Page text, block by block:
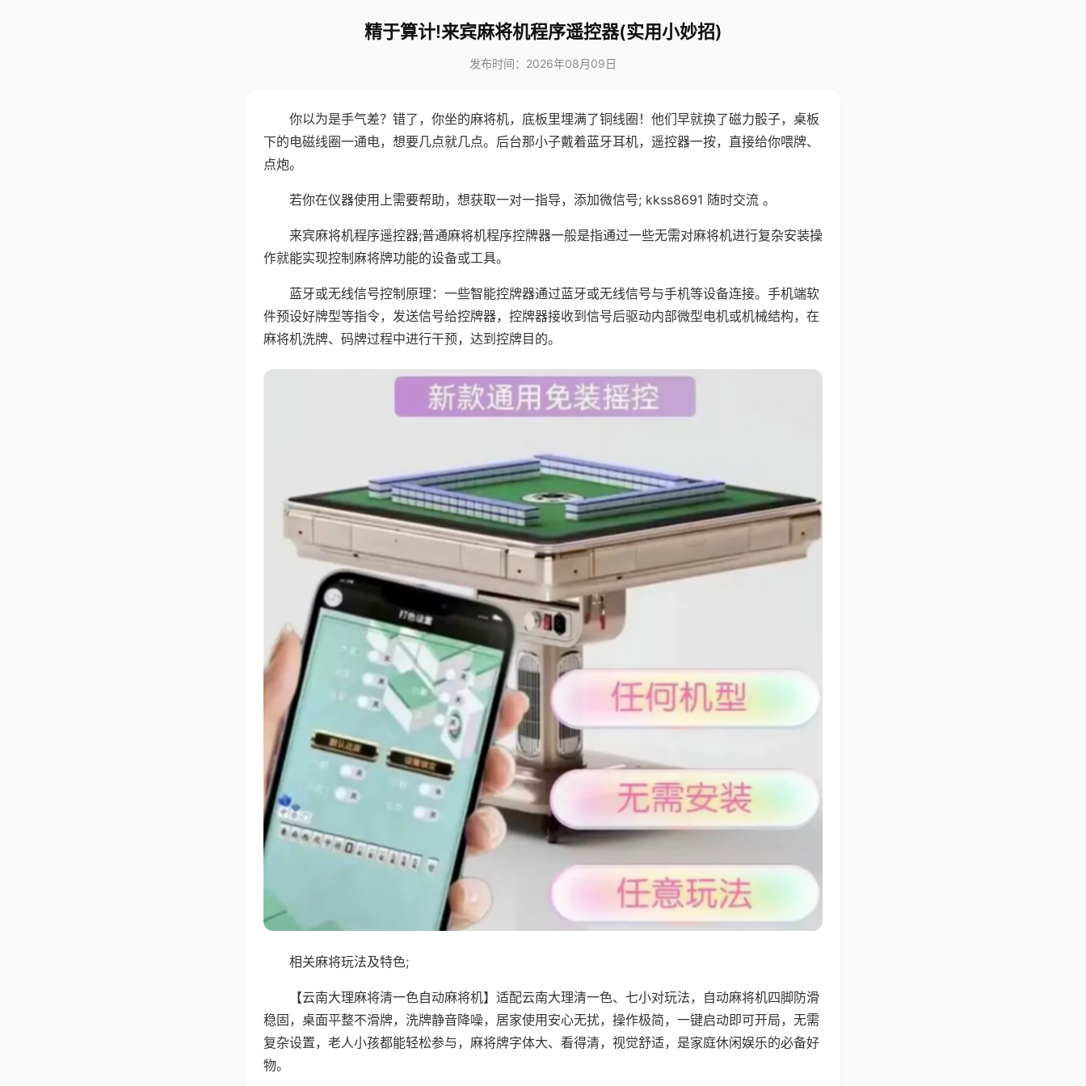
精于算计!来宾麻将机程序遥控器(实用小妙招)
发布时间：2026年08月09日
你以为是手气差？错了，你坐的麻将机，底板里埋满了铜线圈！他们早就换了磁力骰子，桌板
下的电磁线圈一通电，想要几点就几点。后台那小子戴着蓝牙耳机，遥控器一按，直接给你喂牌、
点炮。
若你在仪器使用上需要帮助，想获取一对一指导，添加微信号; kkss8691 随时交流 。
来宾麻将机程序遥控器;普通麻将机程序控牌器一般是指通过一些无需对麻将机进行复杂安装操
作就能实现控制麻将牌功能的设备或工具。
蓝牙或无线信号控制原理：一些智能控牌器通过蓝牙或无线信号与手机等设备连接。手机端软
件预设好牌型等指令，发送信号给控牌器，控牌器接收到信号后驱动内部微型电机或机械结构，在
麻将机洗牌、码牌过程中进行干预，达到控牌目的。
相关麻将玩法及特色;
【云南大理麻将清一色自动麻将机】适配云南大理清一色、七小对玩法，自动麻将机四脚防滑
稳固，桌面平整不滑牌，洗牌静音降噪，居家使用安心无扰，操作极简，一键启动即可开局，无需
复杂设置，老人小孩都能轻松参与，麻将牌字体大、看得清，视觉舒适，是家庭休闲娱乐的必备好
物。